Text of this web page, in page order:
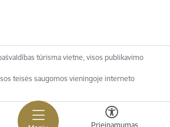
Prieinamumas
tūrisma vietne, visos publikavimo
teisės saugomos vieningoje interneto